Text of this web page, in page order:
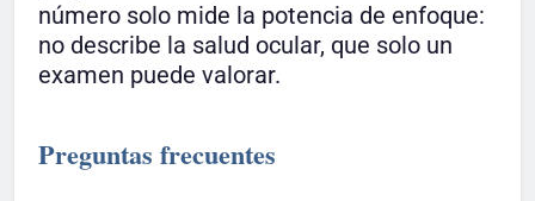
número solo mide la potencia de enfoque:
no describe la salud ocular, que solo un
examen puede valorar.
Preguntas frecuentes